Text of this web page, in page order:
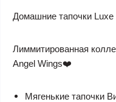
Домашние тапочки Luxe
Лиммитированная
Angel Wings❤️
Мягенькие тапочки